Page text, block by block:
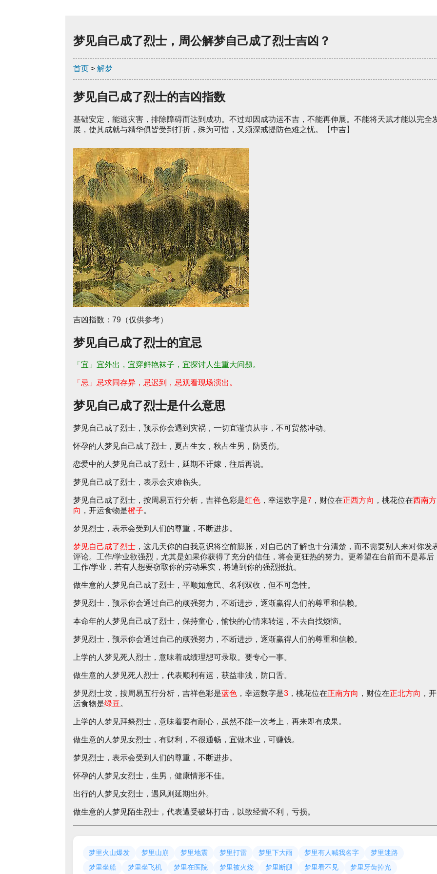
梦见自己成了烈士，周公解梦自己成了烈士吉凶？
首页 > 解梦
梦见自己成了烈士的吉凶指数
基础安定，能逃灾害，排除障碍而达到成功。不过却因成功运不吉，不能再伸展。不能将天赋才能以完全
展，使其成就与精华俱皆受到打折，殊为可惜，又须深戒提防色难之忧。【中吉】
吉凶指数：79（仅供参考）
梦见自己成了烈士的宜忌
「宜」宜外出，宜穿鲜艳袜子，宜探讨人生重大问题。
「忌」忌求同存异，忌迟到，忌观看现场演出。
梦见自己成了烈士是什么意思
梦见自己成了烈士，预示你会遇到灾祸，一切宜谨慎从事，不可贸然冲动。
怀孕的人梦见自己成了烈士，夏占生女，秋占生男，防烫伤。
恋爱中的人梦见自己成了烈士，延期不讦嫁，往后再说。
梦见自己成了烈士，表示会灾难临头。
梦见自己成了烈士，按周易五行分析，吉祥色彩是红色 ，幸运数字是7 ，财位在正西方向 ，桃花位在西南方
向 ，开运食物是橙子。
梦见烈士，表示会受到人们的尊重，不断进步。
梦见自己成了烈士 ，这几天你的自我意识将空前膨胀，对自己的了解也十分清楚，而不需要别人来对你发
评论。工作/学业欲强烈，尤其是如果你获得了充分的信任，将会更狂热的努力。更希望在台前而不是幕后
工作/学业，若有人想要窃取你的劳动果实，将遭到你的强烈抵抗。
做生意的人梦见自己成了烈士，平顺如意民、名利双收，但不可急性。
梦见烈士，预示你会通过自己的顽强努力，不断进步，逐渐赢得人们的尊重和信赖。
本命年的人梦见自己成了烈士，保持童心，愉快的心情来转运，不去自找烦恼。
梦见烈士，预示你会通过自己的顽强努力，不断进步，逐渐赢得人们的尊重和信赖。
上学的人梦见死人烈士，意味着成绩理想可录取。要专心一事。
做生意的人梦见死人烈士，代表顺利有运，获益非浅，防口舌。
梦见烈士坟，按周易五行分析，吉祥色彩是蓝色 ，幸运数字是3 ，桃花位在正南方向 ，财位在正北方向 ，开
运食物是绿豆。
上学的人梦见拜祭烈士，意味着要有耐心，虽然不能一次考上，再来即有成果。
做生意的人梦见女烈士，有财利，不很通畅，宜做木业，可赚钱。
梦见烈士，表示会受到人们的尊重，不断进步。
怀孕的人梦见女烈士，生男，健康情形不佳。
出行的人梦见女烈士，遇风则延期出外。
做生意的人梦见陌生烈士，代表遭受破坏打击，以致经营不利，亏损。
梦里火山爆发 梦里山崩 梦里地震 梦里打雷 梦里下大雨 梦里有人喊我名字
梦里迷路
梦里坐船
梦里坐飞机 梦里在医院 梦里被火烧 梦里断腿 梦里看不见 梦里牙齿掉光